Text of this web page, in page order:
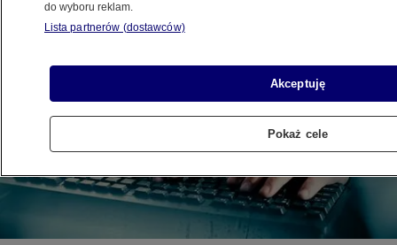
do wyboru reklam.
Lista partnerów (dostawców)
Akceptuję
Pokaż cele